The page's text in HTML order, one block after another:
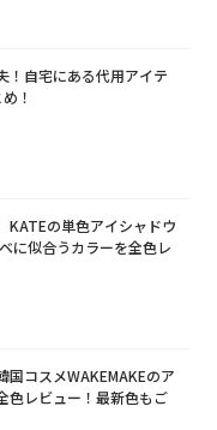
！自宅にある代用アイテ
！
KATEの単色アイシャドウ
に似合うカラーを全色レ
国コスメWAKEMAKEのア
色レビュー！最新色もご